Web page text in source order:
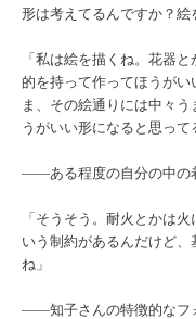
形は考えてるんですか？絵
「私は絵を描くね。花器
的を持って作ってほうがい
ま、その絵通りには中々
うがいい形になると思って
――ある程度の自分の中の
「そうそう。耐火とかは
いう制約があるんだけど
ね」
――知子さんの特徴的なフ